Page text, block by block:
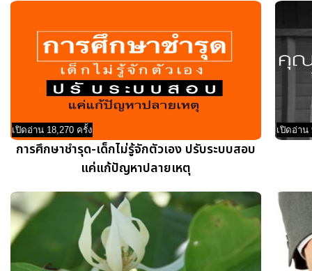
เปิดอ่าน 18,270 ครั้ง
การศึกษาชำรุด-เด็กไม่รู้จักตัวเอง ปรับระบบสอบ
แค่แก้ปัญหาปลายเหตุ
เปิดอ่าน